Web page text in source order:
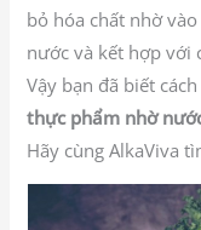
bỏ hóa chất nhờ
nước và kết hợp với
Vậy bạn đã biết cách
thực phẩm nhờ
Hãy cùng AlkaViva